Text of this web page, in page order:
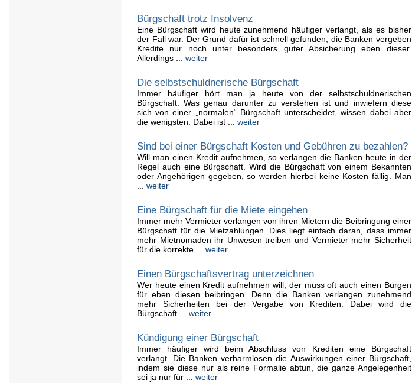
Bürgschaft trotz Insolvenz
Eine Bürgschaft wird heute zunehmend häufiger verlangt, als es bisher
der Fall war. Der Grund dafür ist schnell gefunden, die Banken vergeben
Kredite nur noch unter besonders guter Absicherung eben dieser.
Allerdings ... weiter
Die selbstschuldnerische Bürgschaft
Immer häufiger hört man ja heute von der selbstschuldnerischen
Bürgschaft. Was genau darunter zu verstehen ist und inwiefern diese
sich von einer „normalen“ Bürgschaft unterscheidet, wissen dabei aber
die wenigsten. Dabei ist ... weiter
Sind bei einer Bürgschaft Kosten und Gebühren zu bezahlen?
Will man einen Kredit aufnehmen, so verlangen die Banken heute in der
Regel auch eine Bürgschaft. Wird die Bürgschaft von einem Bekannten
oder Angehörigen gegeben, so werden hierbei keine Kosten fällig. Man
... weiter
Eine Bürgschaft für die Miete eingehen
Immer mehr Vermieter verlangen von ihren Mietern die Beibringung einer
Bürgschaft für die Mietzahlungen. Dies liegt einfach daran, dass immer
mehr Mietnomaden ihr Unwesen treiben und Vermieter mehr Sicherheit
für die korrekte ... weiter
Einen Bürgschaftsvertrag unterzeichnen
Wer heute einen Kredit aufnehmen will, der muss oft auch einen Bürgen
für eben diesen beibringen. Denn die Banken verlangen zunehmend
mehr Sicherheiten bei der Vergabe von Krediten. Dabei wird die
Bürgschaft ... weiter
Kündigung einer Bürgschaft
Immer häufiger wird beim Abschluss von Krediten eine Bürgschaft
verlangt. Die Banken verharmlosen die Auswirkungen einer Bürgschaft,
indem sie diese nur als reine Formalie abtun, die ganze Angelegenheit
sei ja nur für ... weiter